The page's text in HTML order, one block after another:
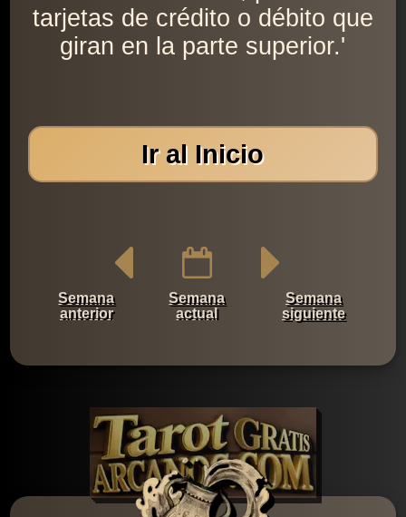
tarjetas de crédito o débito que
giran en la parte superior.'
Ir al Inicio
Semana
anterior
Semana
actual
Semana
siguiente